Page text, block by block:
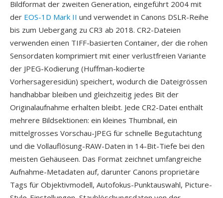
Bildformat der zweiten Generation, eingeführt 2004 mit
der EOS-1D Mark II und verwendet in Canons DSLR-Reihe
bis zum Uebergang zu CR3 ab 2018. CR2-Dateien
verwenden einen TIFF-basierten Container, der die rohen
Sensordaten komprimiert mit einer verlustfreien Variante
der JPEG-Kodierung (Huffman-kodierte
Vorhersageresidün) speichert, wodurch die Dateigrössen
handhabbar bleiben und gleichzeitig jedes Bit der
Originalaufnahme erhalten bleibt. Jede CR2-Datei enthält
mehrere Bildsektionen: ein kleines Thumbnail, ein
mittelgrosses Vorschau-JPEG für schnelle Begutachtung
und die Vollauflösung-RAW-Daten in 14-Bit-Tiefe bei den
meisten Gehäuseen. Das Format zeichnet umfangreiche
Aufnahme-Metadaten auf, darunter Canons proprietäre
Tags für Objektivmodell, Autofokus-Punktauswahl, Picture-